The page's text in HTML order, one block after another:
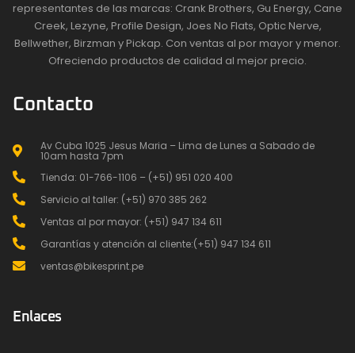
representantes de las marcas: Crank Brothers, Gu Energy, Cane
Creek, Lezyne, Profile Design, Joes No Flats, Optic Nerve,
Bellwether, Birzman y Pickap. Con ventas al por mayor y menor.
Ofreciendo productos de calidad al mejor precio.
Contacto
Av Cuba 1025 Jesus Maria – Lima de Lunes a Sabado de
10am hasta 7pm
Tienda: 01-766-1106 – (+51) 951 020 400
Servicio al taller: (+51) 970 385 262
Ventas al por mayor: (+51) 947 134 611
Garantías y atención al cliente:(+51) 947 134 611
ventas@bikesprint.pe
Enlaces